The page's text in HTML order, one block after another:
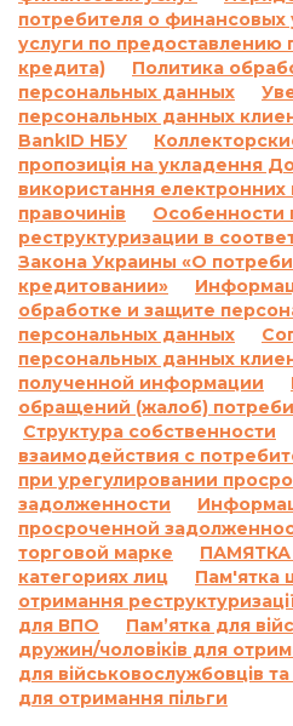
По договору о
продукту
Согласно п. 7.5.
«В случае просрочки
денежного
за пользование
или суммы Кредита
Договором сроки, на
части 2 статьи 625
Украины
требовать, а
Кредитодателю сумму
3700 (три тысячи
от просроченной
Проценты годовых,
пункте выше,
просрочки на сумму
включающую
пользование
просроченной
просроченную
начисляются на ранее
на основании статьи 625
Кредитодатель не
потребителя о финансовых
услуги по предоставлению
кредита)
Политика
персональных данных
персональных данных
BankID НБУ
пропозиція на укладення
використання електронних
правочинів
Особенности
реструктуризации в
Закона Украины «О
кредитовании»
обработке и защите
персональных данных
персональных данных
полученной информации
обращений (жалоб)
Структура собственности
взаимодействия с
при урегулировании
задолженности
просроченной
торговой марке
категориях лиц
Пам'ятка
отримання
для ВПО
Пам’ятка для
дружин/чоловіків для
для військовослужбовців
для отримання пільги